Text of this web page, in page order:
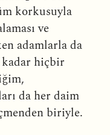
korkusuyla
ve
adamlarla da
hiçbir
da her daim
biriyle.